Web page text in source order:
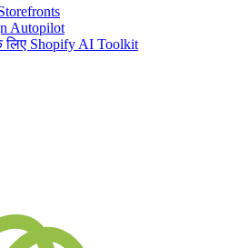
Autopilot
Shopify AI Toolkit